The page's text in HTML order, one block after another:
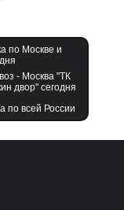
по всей России
- Москва "ТК
двор" сегодня
по Москве и